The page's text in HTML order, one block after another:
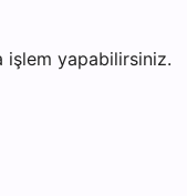
işlem yapabilirsiniz.